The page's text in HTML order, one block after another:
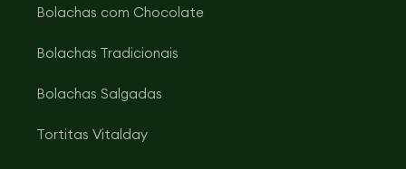
Bolachas com Chocolate
Bolachas Tradicionais
Bolachas Salgadas
Tortitas Vitalday